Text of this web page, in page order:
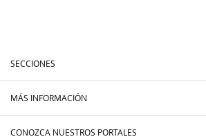
SECCIONES
MÁS INFORMACIÓN
CONOZCA NUESTROS PORTALES